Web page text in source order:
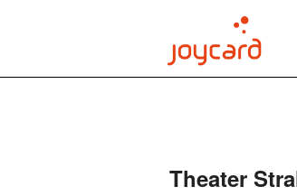
joycard
Theater